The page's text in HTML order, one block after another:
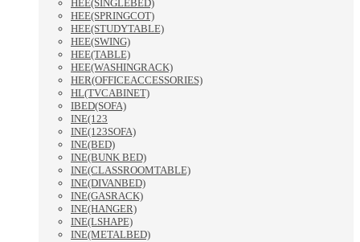
HEE(SINGLEBED)
HEE(SPRINGCOT)
HEE(STUDYTABLE)
HEE(SWING)
HEE(TABLE)
HEE(WASHINGRACK)
HER(OFFICEACCESSORIES)
HL(TVCABINET)
IBED(SOFA)
INE(123
INE(123SOFA)
INE(BED)
INE(BUNK BED)
INE(CLASSROOMTABLE)
INE(DIVANBED)
INE(GASRACK)
INE(HANGER)
INE(LSHAPE)
INE(METALBED)